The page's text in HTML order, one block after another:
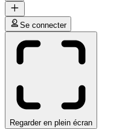
Se connecter
Regarder en plein écran